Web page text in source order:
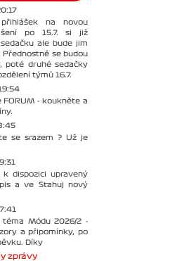
na novou
po 15.7. si již
ale bude jim
Přednostně se budou
poté druhé sedačky
týmů 16.7.
- koukněte a
se srazem ? Už je
k dispozici upravený
a ve Stahuj nový
Módu 2026/2 -
a připomínky, po
Díky
zprávy